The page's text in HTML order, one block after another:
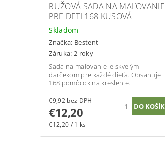
RUŽOVÁ SADA NA MAĽOVANIE
PRE DETI 168 KUSOVÁ
Skladom
Značka: Bestent
Záruka: 2 roky
Sada na maľovanie je skvelým
darčekom pre každé dieťa. Obsahuje
168 pomôcok na kreslenie.
€9,92 bez DPH
€12,20
€12,20 / 1 ks